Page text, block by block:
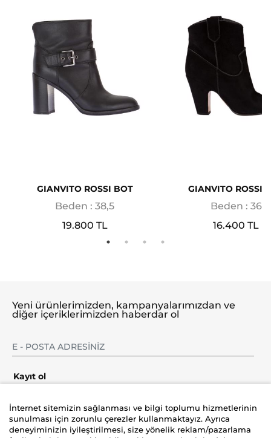
GIANVITO ROSSI BOT
Beden : 38,5
19.800 TL
GIANVITO ROSSI
Beden : 36
16.400 TL
Yeni ürünlerimizden, kampanyalarımızdan ve
diğer içeriklerimizden haberdar ol
Kayıt ol
İnternet sitemizin sağlanması ve bilgi toplumu hizmetlerinin
sunulması için zorunlu çerezler kullanmaktayız. Ayrıca
deneyiminizin iyileştirilmesi, size yönelik reklam/pazarlama